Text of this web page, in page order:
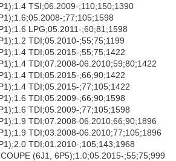
TSI;06.2009-;110;150;1390
;77;105;1598
LPG;05.2011-;60;81;1598
TDI;05.2010-;55;75;1199
TDI;05.2015-;55;75;1422
TDI;07.2008-06.2010;59;80;1422
TDI;05.2015-;66;90;1422
TDI;05.2015-;77;105;1422
TDI;05.2009-;66;90;1598
TDI;05.2009-;77;105;1598
TDI;07.2008-06.2010;66;90;1896
TDI;03.2008-06.2010;77;105;1896
TDI;01.2010-;105;143;1968
(6J1, 6P5);1.0;05.2015-;55;75;999